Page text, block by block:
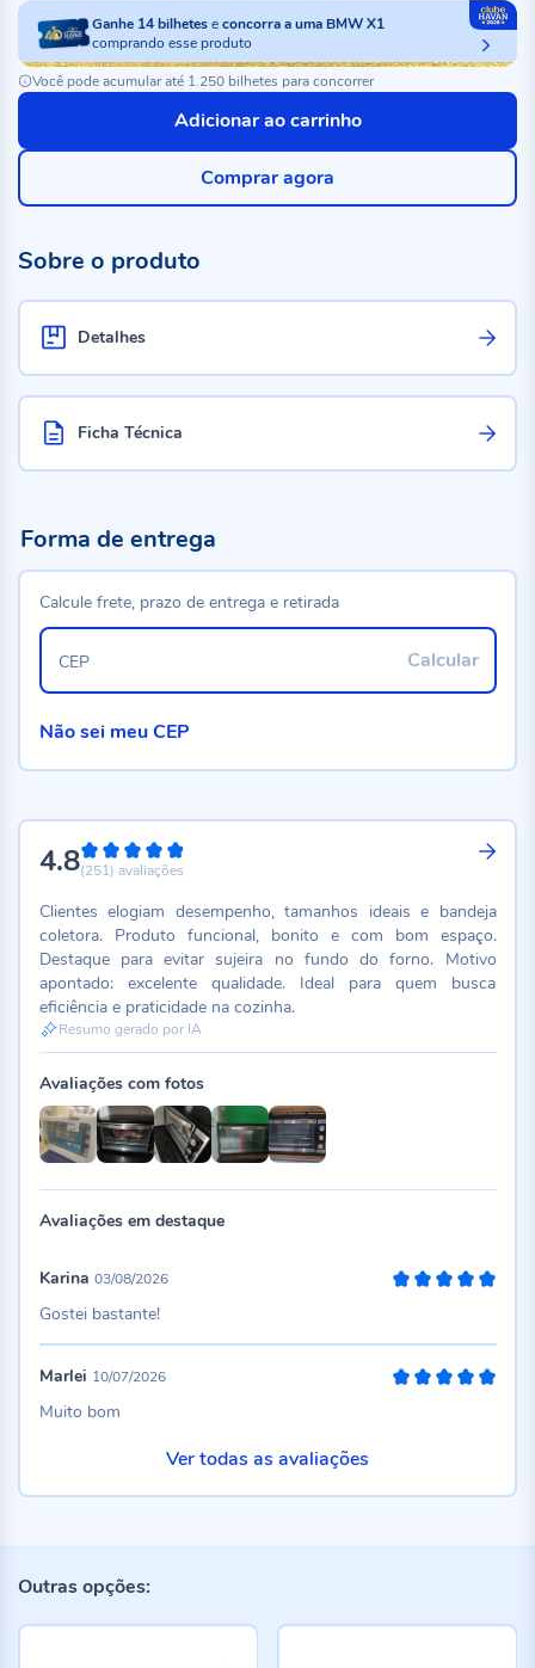
Ganhe 14bilheteseconcorra a uma BMW X1
comprando esse produto
Você pode acumular até 1.250 bilhetes para concorrer
Adicionar ao carrinho
Comprar agora
Sobre o produto
Detalhes
Ficha Técnica
4.896%
(251) avaliações
Clientes elogiam desempenho, tamanhos ideais e bandeja
coletora. Produto funcional, bonito e com bom espaço.
Destaque para evitar sujeira no fundo do forno. Motivo
apontado: excelente qualidade. Ideal para quem busca
eficiência e praticidade na cozinha.
Resumo gerado por IA
Avaliações com fotos
Avaliações em destaque
Karina 03/08/2026
Gostei bastante!
Marlei 10/07/2026
Muito bom
Ver todas as avaliações
Forma de entrega
Calcule frete, prazo de entrega e retirada
Calcular
CEP
Não sei meu CEP
Outras opções: